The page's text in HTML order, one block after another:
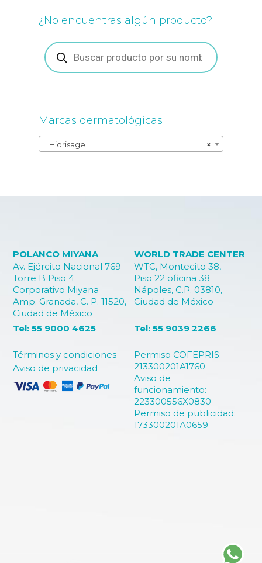
¿No encuentras algún producto?
Búsqueda
de
productos
Marcas dermatológicas
×
Hidrisage
POLANCO MIYANA
Av. Ejército Nacional 769
Torre B Piso 4
Corporativo Miyana
Amp. Granada, C. P. 11520,
Ciudad de México
WORLD TRADE CENTER
WTC, Montecito 38,
Piso 22 oficina 38
Nápoles, C.P. 03810,
Ciudad de México
Términos y condiciones
Aviso de privacidad
Permiso COFEPRIS:
213300201A1760
Aviso de
funcionamiento:
223300556X0830
Permiso de publicidad:
173300201A0659
Tel: 55 9000 4625 Tel: 55 9039 2266